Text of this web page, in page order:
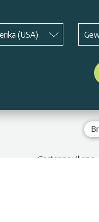
(USA)
Gartenpavillons